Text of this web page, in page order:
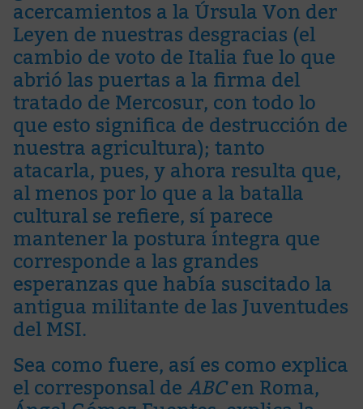
acercamientos a la Úrsula Von der
Leyen de nuestras desgracias (el
cambio de voto de Italia fue lo que
abrió las puertas a la firma del
tratado de Mercosur, con todo lo
que esto significa de destrucción de
nuestra agricultura); tanto
atacarla, pues, y ahora resulta que,
al menos por lo que a la batalla
cultural se refiere, sí parece
mantener la postura íntegra que
corresponde a las grandes
esperanzas que había suscitado la
antigua militante de las Juventudes
del MSI.
Sea como fuere, así es comoexplica
el corresponsal deABCen Roma,